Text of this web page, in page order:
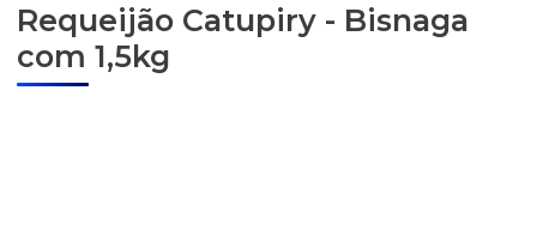
Requeijão Catupiry - Bisnaga
com 1,5kg